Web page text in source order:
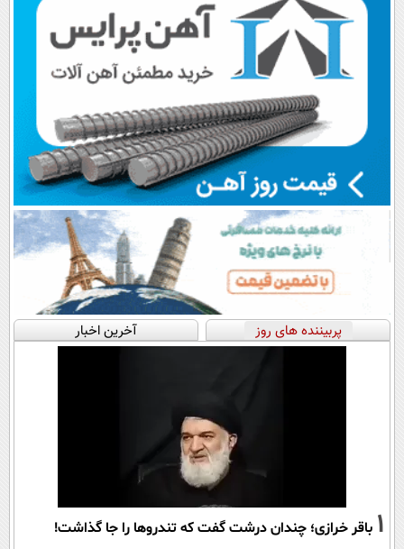
پربیننده های روز آخرین اخبار
1 باقر خرازی؛ چندان درشت گفت که تندروها را جا گذاشت!